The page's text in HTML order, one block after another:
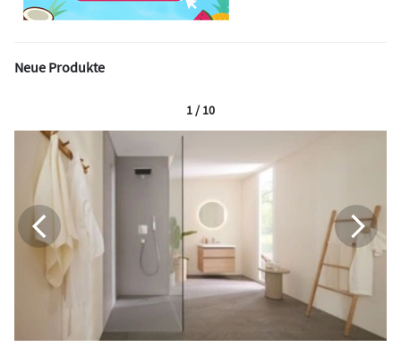
Neue Produkte
1 / 10